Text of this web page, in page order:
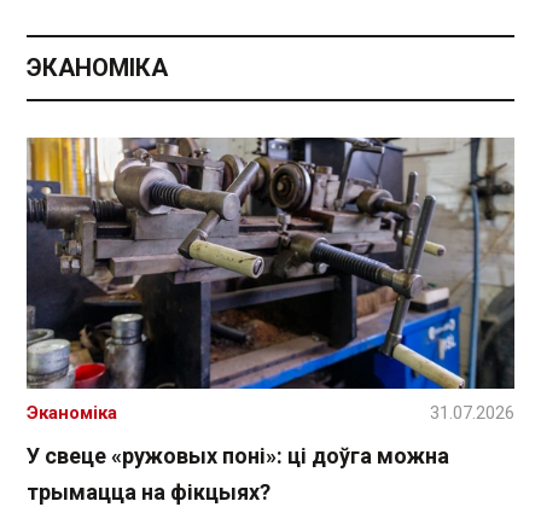
ЭКАНОМІКА
У свеце «ружовых поні»: ці доўга можна
трымацца на фікцыях?
Эканоміка 31.07.2026